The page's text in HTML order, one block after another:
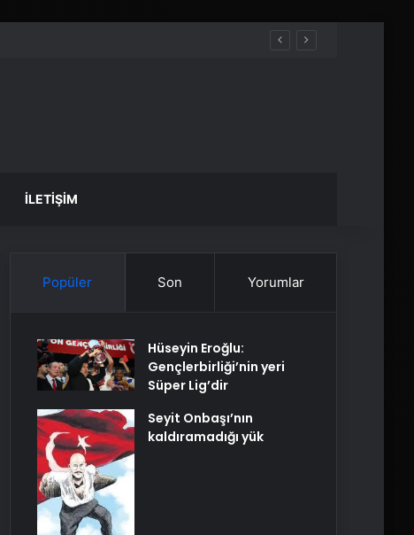
İLETIŞIM
Popüler Son Yorumlar
Hüseyin Eroğlu:
Gençlerbirliği’nin yeri
Süper Lig’dir
Seyit Onbaşı’nın
kaldıramadığı yük